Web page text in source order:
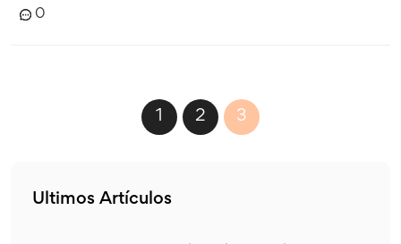
tema determinado. La palabra "entretenimiento" es una
0
1 2 3
Ultimos Artículos